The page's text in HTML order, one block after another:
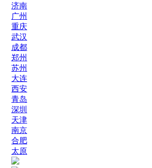
济南
广州
重庆
武汉
成都
郑州
苏州
大连
西安
青岛
深圳
天津
南京
合肥
太原